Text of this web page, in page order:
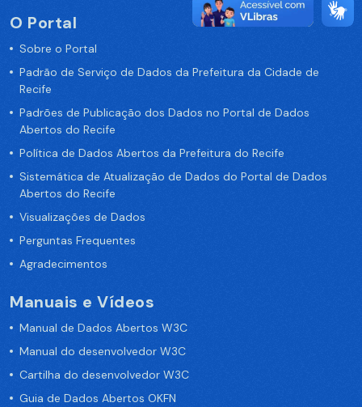
O Portal
Sobre o Portal
Padrão de Serviço de Dados da Prefeitura da Cidade de
Recife
Padrões de Publicação dos Dados no Portal de Dados
Abertos do Recife
Política de Dados Abertos da Prefeitura do Recife
Sistemática de Atualização de Dados do Portal de Dados
Abertos do Recife
Visualizações de Dados
Perguntas Frequentes
Agradecimentos
Manuais e Vídeos
Manual de Dados Abertos W3C
Manual do desenvolvedor W3C
Cartilha do desenvolvedor W3C
Guia de Dados Abertos OKFN